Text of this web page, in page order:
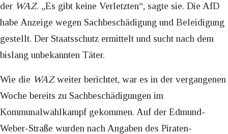
der WAZ. „Es gibt keine Verletzten“, sagte sie. Die AfD
habe Anzeige wegen Sachbeschädigung und Beleidigung
gestellt. Der Staatsschutz ermittelt und sucht nach dem
bislang unbekannten Täter.
Wie die WAZweiter berichtet, war es in der vergangenen
Woche bereits zu Sachbeschädigungen im
Kommunalwahlkampf gekommen. Auf der Edmund-
Weber-Straße wurden nach Angaben des Piraten-